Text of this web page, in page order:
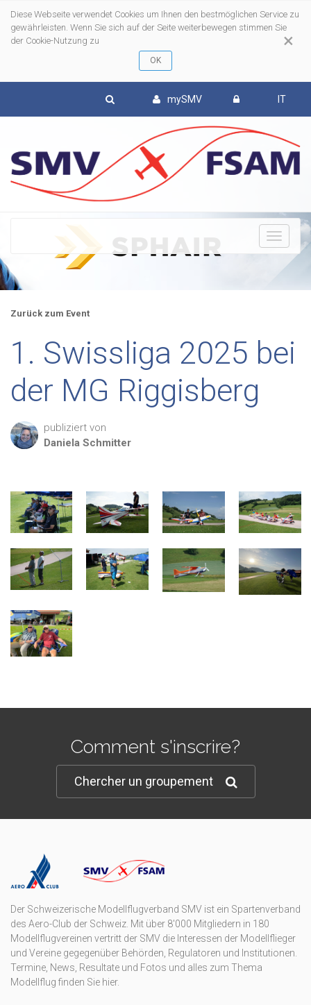
×
Diese Webseite verwendet Cookies um Ihnen den bestmöglichen Service zu
gewährleisten. Wenn Sie sich auf der Seite weiterbewegen stimmen Sie
der Cookie-Nutzung zu
mySMV IT
Zurück zum Event
1. Swissliga 2025 bei
der MG Riggisberg
publiziert von
Daniela Schmitter
Comment s'inscrire?
Chercher un groupement
Der Schweizerische Modellflugverband SMV ist ein Spartenverband
des Aero-Club der Schweiz. Mit über 8'000 Mitgliedern in 180
Modellflugvereinen vertritt der SMV die Interessen der Modellflieger
und Vereine gegegenüber Behörden, Regulatoren und Institutionen.
Termine, News, Resultate und Fotos und alles zum Thema
Modellflug finden Sie hier.